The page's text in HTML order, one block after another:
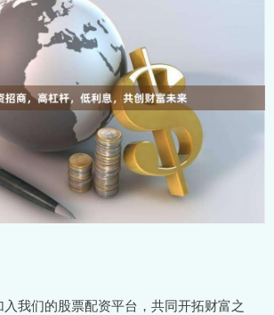
我们的股票配资平台，共同开拓财富之